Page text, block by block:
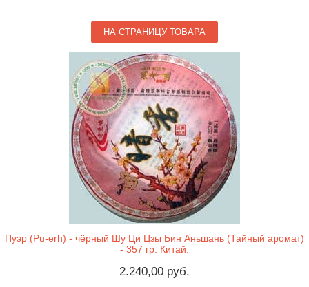
НА СТРАНИЦУ ТОВАРА
Пуэр (Pu-erh) - чёрный Шу Ци Цзы Бин Аньшань (Тайный аромат)
- 357 гр. Китай.
2.240,00 руб.